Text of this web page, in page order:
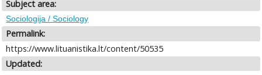
Subject area:
Sociologija / Sociology
Permalink:
https://www.lituanistika.lt/content/50535
Updated: